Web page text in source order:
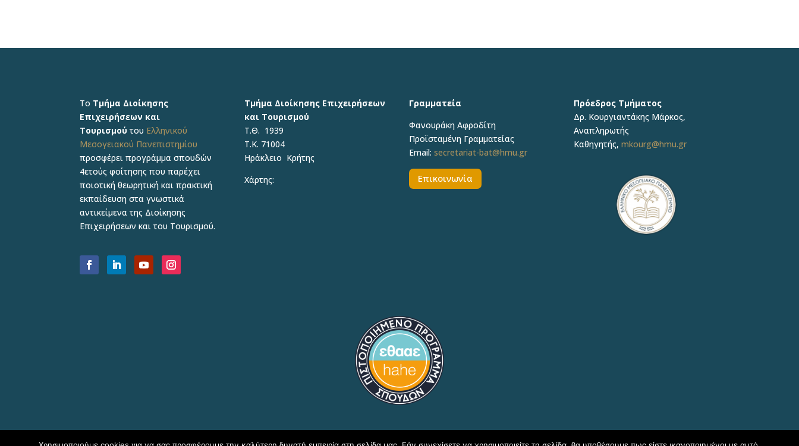
Το Τμήμα Διοίκησης
Επιχειρήσεων και
Τουρισμούτου Ελληνικού
Μεσογειακού Πανεπιστημίου
προσφέρει προγράμμα σπουδών
4ετούς φοίτησης που παρέχει
ποιοτική θεωρητική και πρακτική
εκπαίδευση στα γνωστικά
αντικείμενα της Διοίκησης
Επιχειρήσεων και του Τουρισμού.
Τμήμα Διοίκησης Επιχειρήσεων
και Τουρισμού
Τ.Θ. 1939
Τ.Κ. 71004
Ηράκλειο Κρήτης
Χάρτης:
Γραμματεία
Φανουράκη Αφροδίτη
Προϊσταμένη Γραμματείας
Email:secretariat-bat@hmu.gr
Επικοινωνία
Πρόεδρος Τμήματος
Δρ. Κουργιαντάκης Μάρκος,
Αναπληρωτής
Καθηγητής, mkourg@hmu.gr